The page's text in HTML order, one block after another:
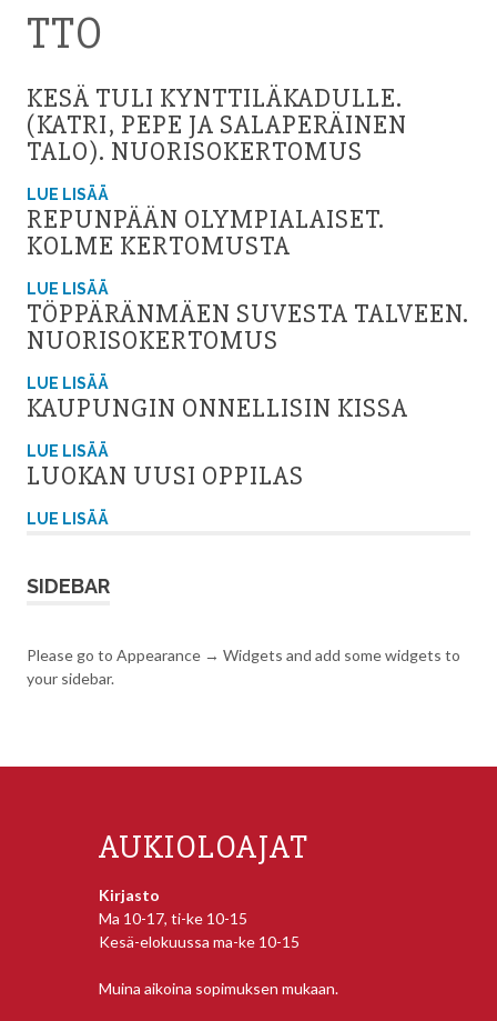
TTO
KESÄ TULI KYNTTILÄKADULLE.
(KATRI, PEPE JA SALAPERÄINEN
TALO). NUORISOKERTOMUS
LUE LISÄÄ
REPUNPÄÄN OLYMPIALAISET.
KOLME KERTOMUSTA
LUE LISÄÄ
TÖPPÄRÄNMÄEN SUVESTA TALVEEN.
NUORISOKERTOMUS
LUE LISÄÄ
KAUPUNGIN ONNELLISIN KISSA
LUE LISÄÄ
LUOKAN UUSI OPPILAS
LUE LISÄÄ
SIDEBAR
Please go to Appearance → Widgets and add some widgets to
your sidebar.
AUKIOLOAJAT
Kirjasto
Ma 10-17, ti-ke 10-15
Kesä-elokuussa ma-ke 10-15
Muina aikoina sopimuksen mukaan.